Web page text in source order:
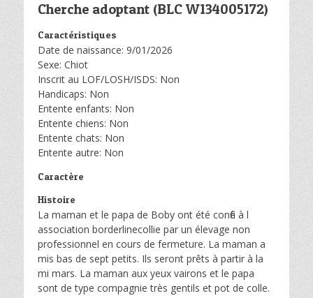
Cherche adoptant (BLC W134005172)
Caractéristiques
Date de naissance: 9/01/2026
Sexe: Chiot
Inscrit au LOF/LOSH/ISDS: Non
Handicaps: Non
Entente enfants: Non
Entente chiens: Non
Entente chats: Non
Entente autre: Non
Caractère
Histoire
La maman et le papa de Boby ont été confié à l
association borderlinecollie par un élevage non
professionnel en cours de fermeture. La maman a
mis bas de sept petits. Ils seront prêts à partir à la
mi mars. La maman aux yeux vairons et le papa
sont de type compagnie très gentils et pot de colle.